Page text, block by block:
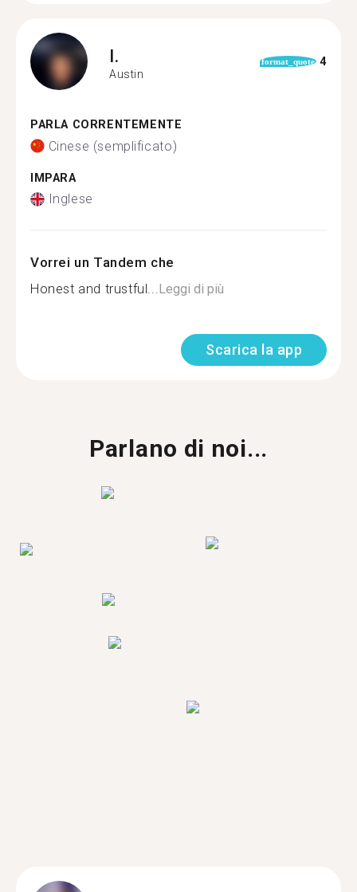
I.
Austin
format_quote 4
PARLA CORRENTEMENTE
Cinese (semplificato)
IMPARA
Inglese
Vorrei un Tandem che
Honest and trustful...Leggi di più
Scarica la app
Parlano di noi...